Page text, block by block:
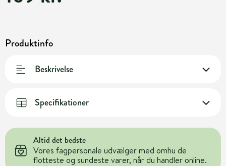
Produktinfo
Beskrivelse
Specifikationer
Altid det bedste
Vores fagpersonale udvælger med omhu de
flotteste og sundeste varer, når du handler online.